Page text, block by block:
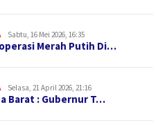
Sabtu, 16 Mei 2026, 16:35
Merah Putih Di…
Selasa, 21 April 2026, 21:16
Barat : Gubernur T…